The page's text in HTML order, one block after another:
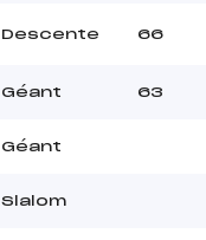
Descente 66
Géant 63
Géant
Slalom